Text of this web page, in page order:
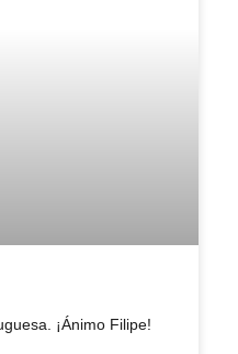
¡Ánimo Filipe!